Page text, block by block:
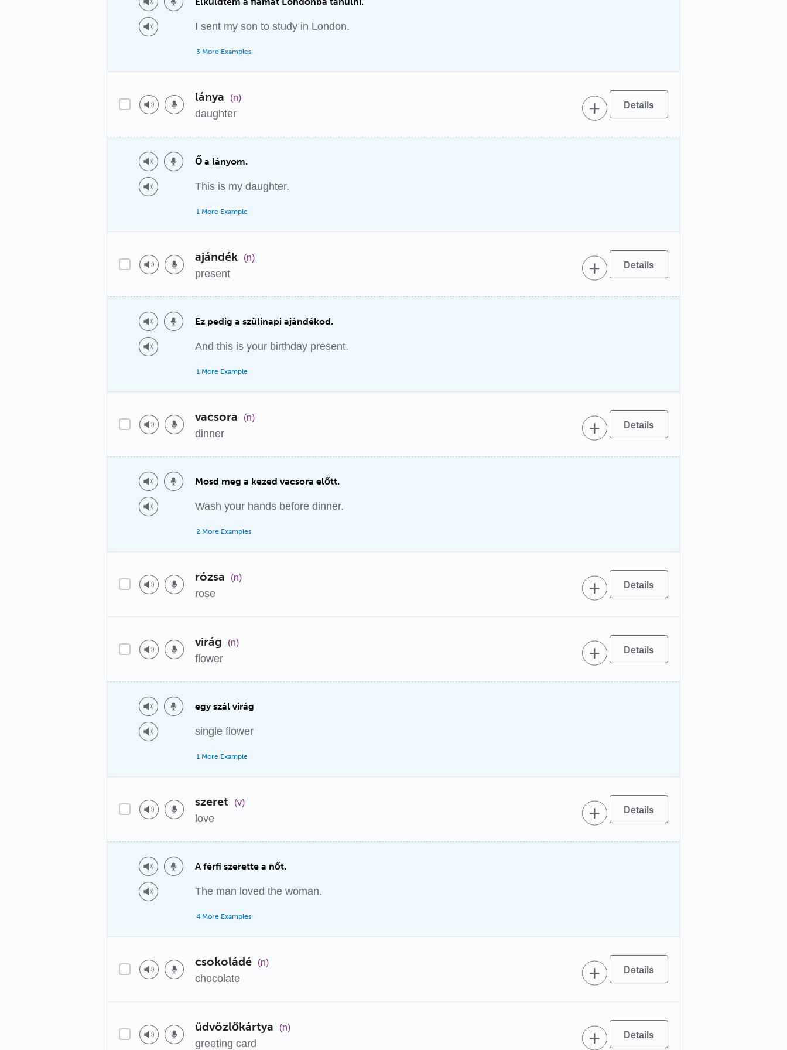
I sent my son to study in London.
3 More Examples
lánya (n)
daughter
Ő a lányom.
This is my daughter.
1 More Example
ajándék (n)
present
Ez pedig a szülinapi ajándékod.
And this is your birthday present.
1 More Example
vacsora (n)
dinner
Mosd meg a kezed vacsora előtt.
Wash your hands before dinner.
2 More Examples
rózsa (n)
rose
virág (n)
flower
egy szál virág
single flower
1 More Example
szeret (v)
love
A férfi szerette a nőt.
The man loved the woman.
4 More Examples
csokoládé (n)
chocolate
üdvözlőkártya (n)
greeting card